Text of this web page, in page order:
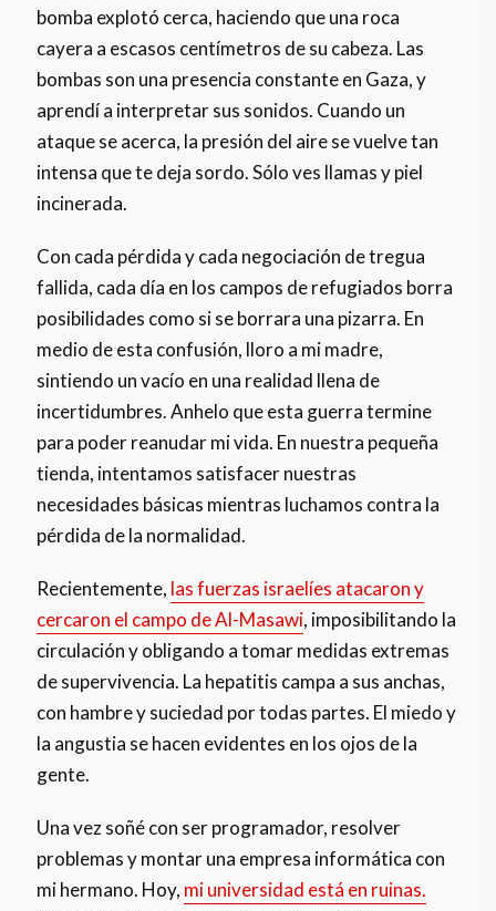
bomba explotó cerca, haciendo que una roca
cayera a escasos centímetros de su cabeza. Las
bombas son una presencia constante en Gaza, y
aprendí a interpretar sus sonidos. Cuando un
ataque se acerca, la presión del aire se vuelve tan
intensa que te deja sordo. Sólo ves llamas y piel
incinerada.
Con cada pérdida y cada negociación de tregua
fallida, cada día en los campos de refugiados borra
posibilidades como si se borrara una pizarra. En
medio de esta confusión, lloro a mi madre,
sintiendo un vacío en una realidad llena de
incertidumbres. Anhelo que esta guerra termine
para poder reanudar mi vida. En nuestra pequeña
tienda, intentamos satisfacer nuestras
necesidades básicas mientras luchamos contra la
pérdida de la normalidad.
Recientemente, las fuerzas israelíes atacaron y
cercaron el campo de Al-Masawi, imposibilitando la
circulación y obligando a tomar medidas extremas
de supervivencia. La hepatitis campa a sus anchas,
con hambre y suciedad por todas partes. El miedo y
la angustia se hacen evidentes en los ojos de la
gente.
Una vez soñé con ser programador, resolver
problemas y montar una empresa informática con
mi hermano. Hoy, mi universidad está en ruinas.